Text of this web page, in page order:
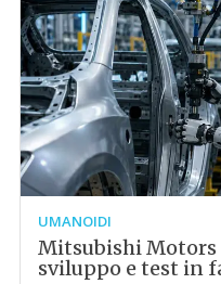
UMANOIDI
Mitsubishi
sviluppo e test in